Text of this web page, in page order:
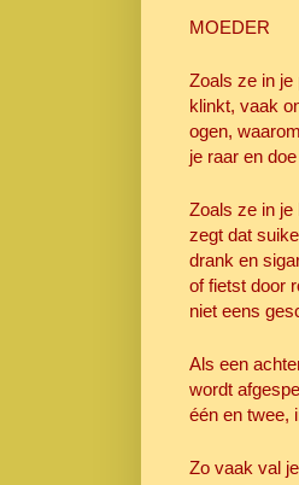
MOEDER
Zoals ze in je
klinkt, vaak
ogen,
je raar en
Zoals ze in je
zegt dat
drank en
of fietst door
niet eens
Als een
wordt
één en twee,
Zo vaak val